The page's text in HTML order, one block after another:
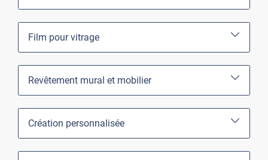
Film pour vitrage
Revêtement mural et mobilier
Création personnalisée